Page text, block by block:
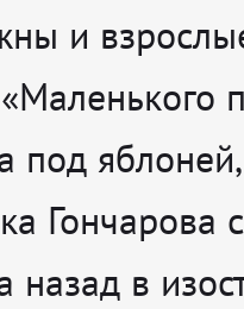
и
яблоней,
Гончарова
назад в